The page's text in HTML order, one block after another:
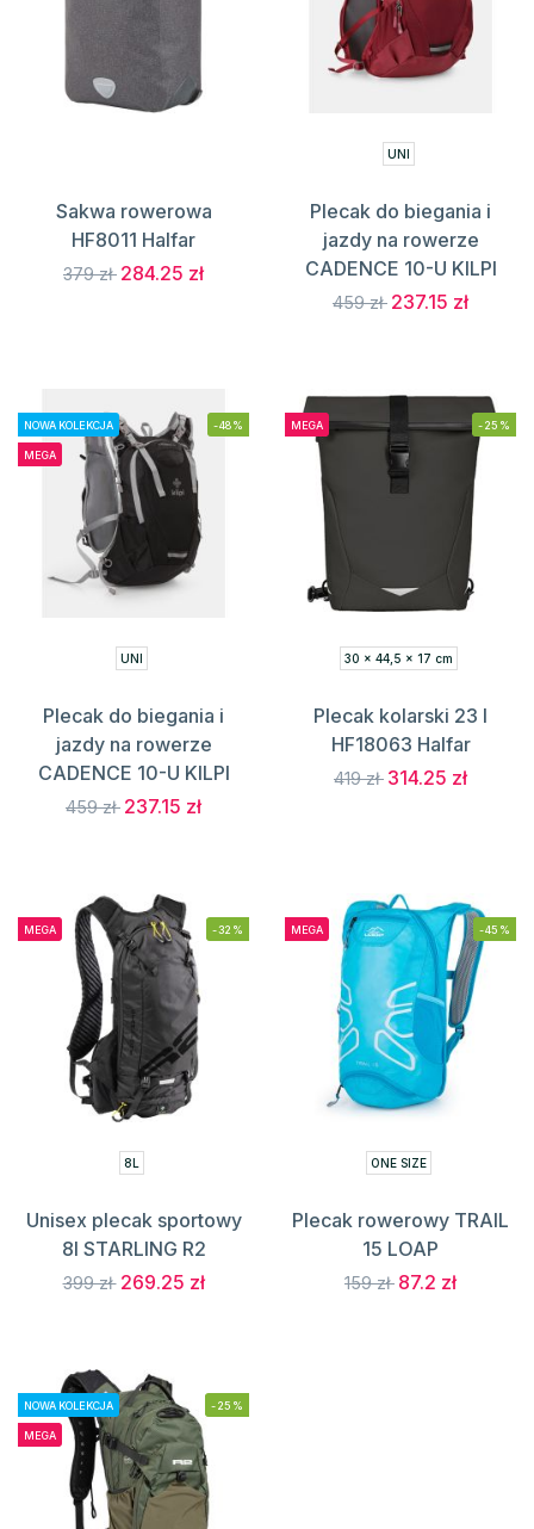
Sakwa rowerowa
HF8011 Halfar
379 zł 284.25 zł
UNI
Plecak do biegania i
jazdy na rowerze
CADENCE 10-U KILPI
459 zł 237.15 zł
NOWA KOLEKCJA
MEGA
-48%
UNI
Plecak do biegania i
jazdy na rowerze
CADENCE 10-U KILPI
459 zł 237.15 zł
MEGA -25%
30 x 44,5 x 17 cm
Plecak kolarski 23 l
HF18063 Halfar
419 zł 314.25 zł
MEGA -32%
8L
Unisex plecak sportowy
8l STARLING R2
399 zł 269.25 zł
MEGA -45%
ONE SIZE
Plecak rowerowy TRAIL
15 LOAP
159 zł 87.2 zł
NOWA KOLEKCJA
MEGA
-25%